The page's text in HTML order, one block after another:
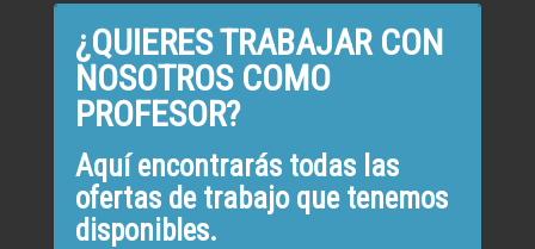
¿QUIERES TRABAJAR CON
NOSOTROS COMO
PROFESOR?
Aquí encontrarás todas las
ofertas de trabajo que tenemos
disponibles.